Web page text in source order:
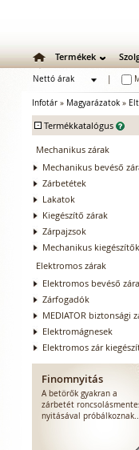
Termékek
Nettó árak
Infotár » Magyarázatok »
- Termékkatalógus
Mechanikus zárak
Mechanikus bevéső
Zárbetétek
Lakatok
Kiegészítő zárak
Zárpajzsok
Mechanikus kiegészítők
Elektromos zárak
Elektromos bevéső
Zárfogadók
MEDIATOR biztonsági
Elektromágnesek
Elektromos zár
Finomnyitás
A betörők gyakran a
zárbetét
nyitásával próbálkoznak....